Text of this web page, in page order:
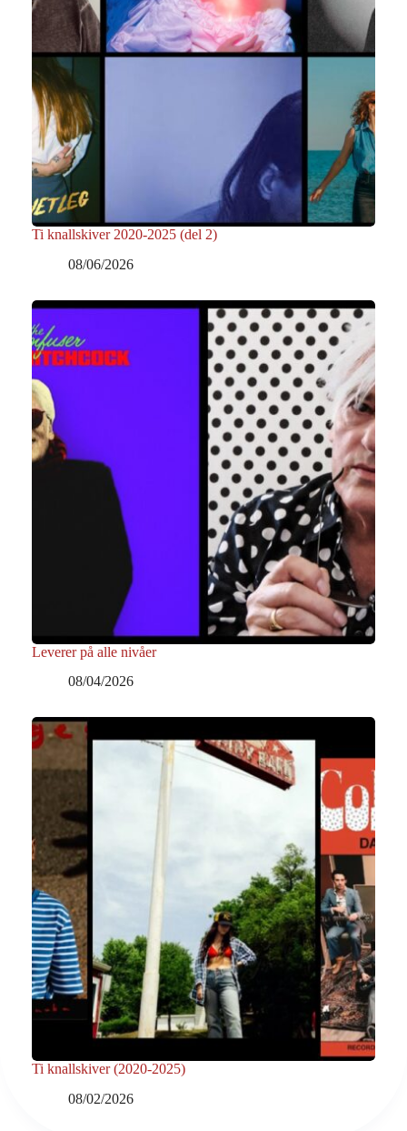
Ti knallskiver 2020-2025 (del 2)
08/06/2026
Leverer på alle nivåer
08/04/2026
Ti knallskiver (2020-2025)
08/02/2026